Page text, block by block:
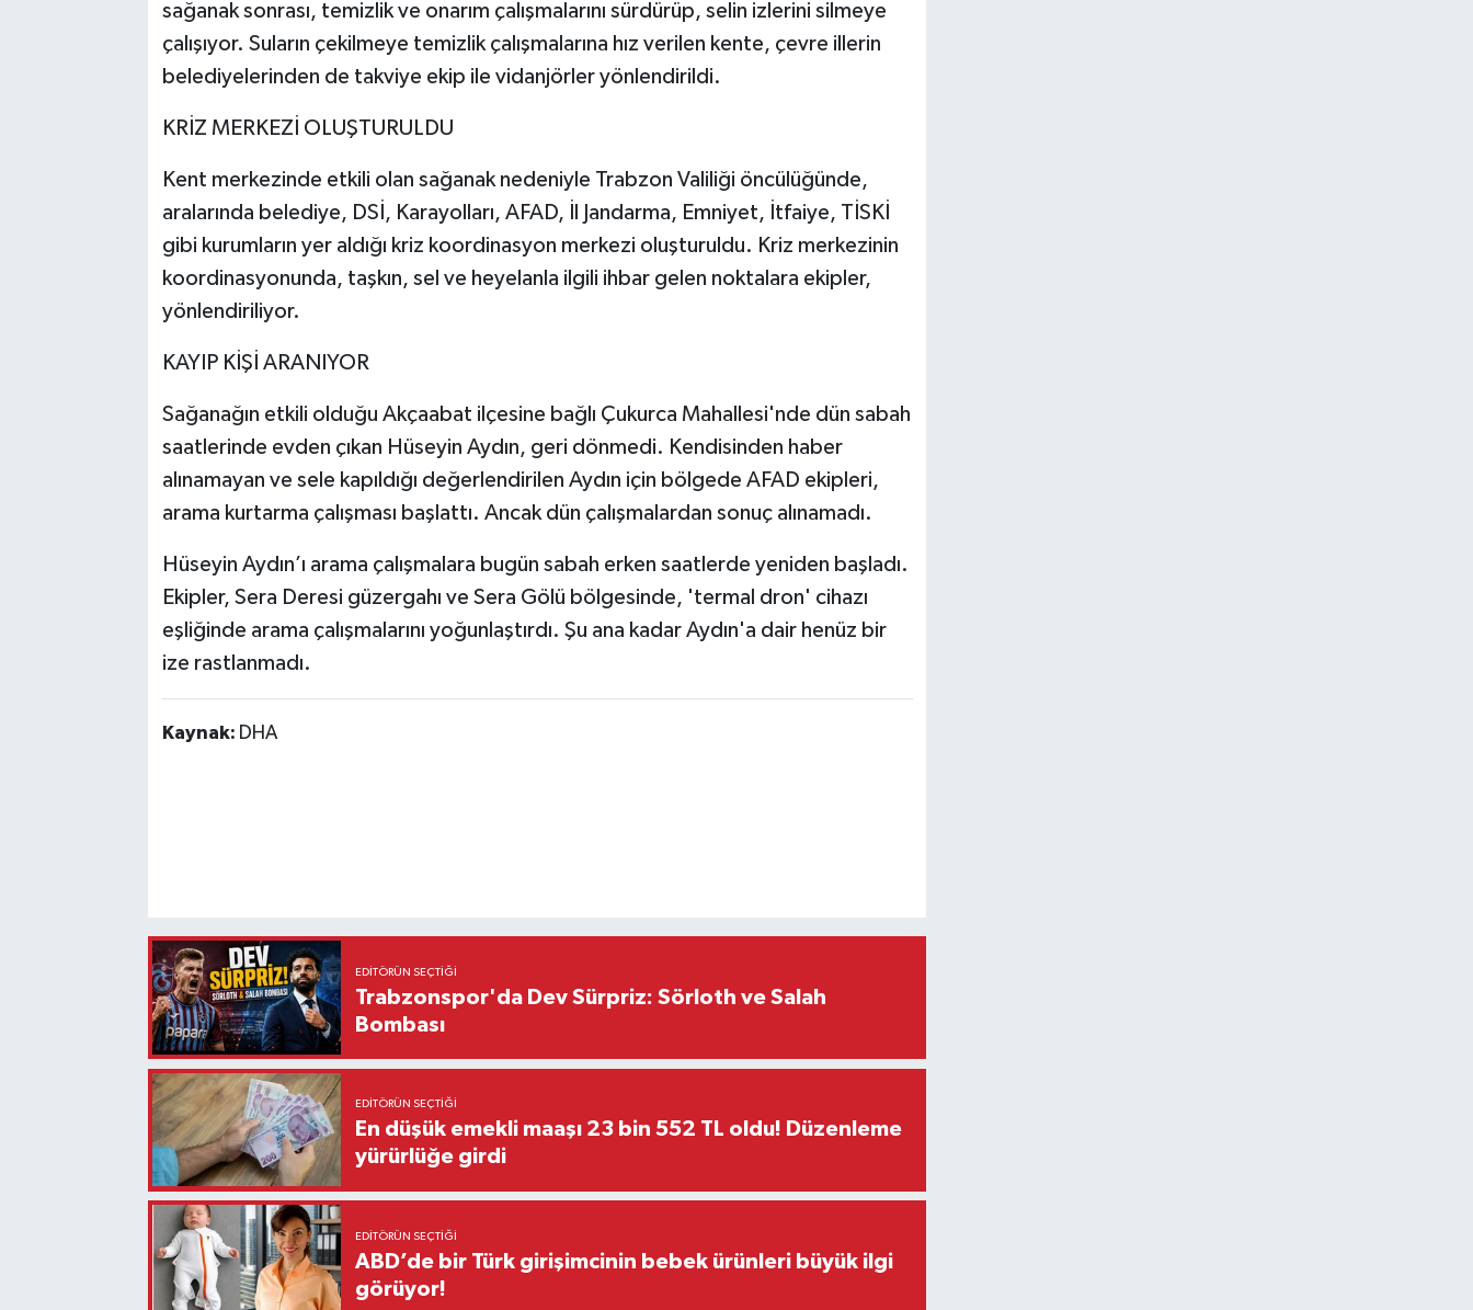
sağanak sonrası, temizlik ve onarım çalışmalarını sürdürüp, selin izlerini silmeye
çalışıyor. Suların çekilmeye temizlik çalışmalarına hız verilen kente, çevre illerin
belediyelerinden de takviye ekip ile vidanjörler yönlendirildi.
KRİZ MERKEZİ OLUŞTURULDU
Kent merkezinde etkili olan sağanak nedeniyle Trabzon Valiliği öncülüğünde,
aralarında belediye, DSİ, Karayolları, AFAD, İl Jandarma, Emniyet, İtfaiye, TİSKİ
gibi kurumların yer aldığı kriz koordinasyon merkezi oluşturuldu. Kriz merkezinin
koordinasyonunda, taşkın, sel ve heyelanla ilgili ihbar gelen noktalara ekipler,
yönlendiriliyor.
KAYIP KİŞİ ARANIYOR
Sağanağın etkili olduğu Akçaabat ilçesine bağlı Çukurca Mahallesi'nde dün sabah
saatlerinde evden çıkan Hüseyin Aydın, geri dönmedi. Kendisinden haber
alınamayan ve sele kapıldığı değerlendirilen Aydın için bölgede AFAD ekipleri,
arama kurtarma çalışması başlattı. Ancak dün çalışmalardan sonuç alınamadı.
Hüseyin Aydın’ı arama çalışmalara bugün sabah erken saatlerde yeniden başladı.
Ekipler, Sera Deresi güzergahı ve Sera Gölü bölgesinde, 'termal dron' cihazı
eşliğinde arama çalışmalarını yoğunlaştırdı. Şu ana kadar Aydın'a dair henüz bir
ize rastlanmadı.
Kaynak: DHA
EDITÖRÜN SEÇTIĞI
Trabzonspor'da Dev Sürpriz: Sörloth ve Salah
Bombası
EDITÖRÜN SEÇTIĞI
En düşük emekli maaşı 23 bin 552 TL oldu! Düzenleme
yürürlüğe girdi
EDITÖRÜN SEÇTIĞI
ABD’de bir Türk girişimcinin bebek ürünleri büyük ilgi
görüyor!